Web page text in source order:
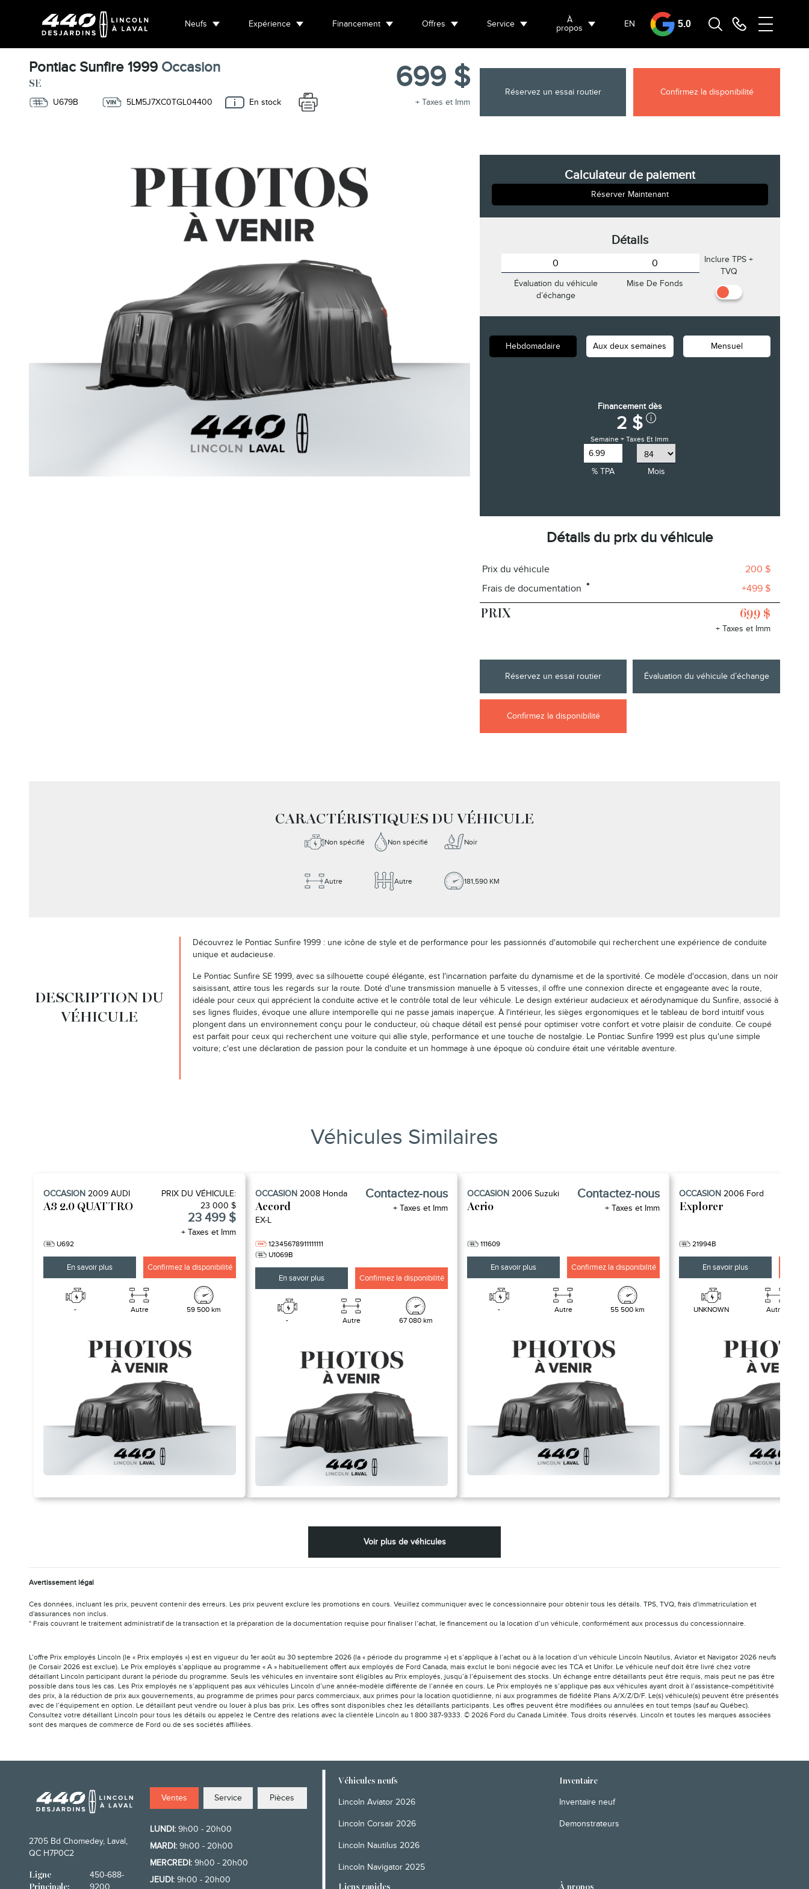
Neufs Expérience Financement Offres Service
À
propos
EN 5.0
Pontiac Sunfire 1999 Occasion
SE
U679B 5LM5J7XC0TGL04400 En stock
699 $
+ Taxes et Imm
Réservez un essai routier Confirmez la disponibilité
Détails du prix du véhicule
Prix ​​du véhicule
200 $
Frais de documentation * +499 $
PRIX 699 $
+ Taxes et Imm
Calculateur de paiement
Réserver Maintenant
Détails
Évaluation du véhicule
d’échange
Mise De Fonds
Inclure TPS +
TVQ
Hebdomadaire Aux deux semaines Mensuel
Financement dès
2 $
Semaine + Taxes Et Imm
% TPA Mois
Réservez un essai routier Évaluation du véhicule d’échange
Confirmez la disponibilité
CARACTÉRISTIQUES DU VÉHICULE
Non spécifié Non spécifié Noir
Autre Autre 181,590 KM
DESCRIPTION DU
VÉHICULE
Découvrez le Pontiac Sunfire 1999 : une icône de style et de performance pour les passionnés d'automobile qui recherchent une expérience de conduite
unique et audacieuse.
Le Pontiac Sunfire SE 1999, avec sa silhouette coupé élégante, est l'incarnation parfaite du dynamisme et de la sportivité. Ce modèle d'occasion, dans un noir
saisissant, attire tous les regards sur la route. Doté d'une transmission manuelle à 5 vitesses, il offre une connexion directe et engageante avec la route,
idéale pour ceux qui apprécient la conduite active et le contrôle total de leur véhicule. Le design extérieur audacieux et aérodynamique du Sunfire, associé à
ses lignes fluides, évoque une allure intemporelle qui ne passe jamais inaperçue. À l'intérieur, les sièges ergonomiques et le tableau de bord intuitif vous
plongent dans un environnement conçu pour le conducteur, où chaque détail est pensé pour optimiser votre confort et votre plaisir de conduite. Ce coupé
est parfait pour ceux qui recherchent une voiture qui allie style, performance et une touche de nostalgie. Le Pontiac Sunfire 1999 est plus qu'une simple
voiture; c'est une déclaration de passion pour la conduite et un hommage à une époque où conduire était une véritable aventure.
Véhicules Similaires
OCCASION 2009 AUDI
A3 2.0 QUATTRO
U692
PRIX ​​DU VÉHICULE:
23 000 $
23 499 $
+ Taxes et Imm
En savoir plus Confirmez la disponibilité
- Autre 59 500 km
OCCASION 2008 Honda
Accord
EX-L
12345678911111111
U1069B
Contactez-nous
+ Taxes et Imm
En savoir plus Confirmez la disponibilité
- Autre 67 080 km
OCCASION 2006 Suzuki
Aerio
111609
Contactez-nous
+ Taxes et Imm
En savoir plus Confirmez la disponibilité
- Autre 55 500 km
OCCASION 2006 Ford
Explorer
21994B
En savoir plus
UNKNOWN Autre
Voir plus de véhicules
Avertissement légal
Ces données, incluant les prix, peuvent contenir des erreurs. Les prix peuvent exclure les promotions en cours. Veuillez communiquer avec le concessionnaire pour obtenir tous les détails. TPS, TVQ, frais d'immatriculation et
d'assurances non inclus.
* Frais couvrant le traitement administratif de la transaction et la préparation de la documentation requise pour finaliser l’achat, le financement ou la location d’un véhicule, conformément aux processus du concessionnaire.
L’offre Prix employés Lincoln (le « Prix employés ») est en vigueur du 1er août au 30 septembre 2026 (la « période du programme ») et s’applique à l’achat ou à la location d’un véhicule Lincoln Nautilus, Aviator et Navigator 2026 neufs
(le Corsair 2026 est exclue). Le Prix employés s’applique au programme « A » habituellement offert aux employés de Ford Canada, mais exclut le boni négocié avec les TCA et Unifor. Le véhicule neuf doit être livré chez votre
détaillant Lincoln participant durant la période du programme. Seuls les véhicules en inventaire sont éligibles au Prix employés, jusqu’à l’épuisement des stocks. Un échange entre détaillants peut être requis, mais peut ne pas être
possible dans tous les cas. Les Prix employés ne s’appliquent pas aux véhicules Lincoln d’une année-modèle différente de l’année en cours. Le Prix employés ne s’applique pas aux véhicules ayant droit à l’assistance-compétitivité
des prix, à la réduction de prix aux gouvernements, au programme de primes pour parcs commerciaux, aux primes pour la location quotidienne, ni aux programmes de fidélité Plans A/X/Z/D/F. Le(s) véhicule(s) peuvent être présentés
avec de l’équipement en option. Le détaillant peut vendre ou louer à plus bas prix. Les offres sont disponibles chez les détaillants participants. Les offres peuvent être modifiées ou annulées en tout temps (sauf au Québec).
Consultez votre détaillant Lincoln pour tous les détails ou appelez le Centre des relations avec la clientèle Lincoln au 1 800 387-9333. © 2026 Ford du Canada Limitée. Tous droits réservés. Lincoln et toutes les marques associées
sont des marques de commerce de Ford ou de ses sociétés affiliées.
2705 Bd Chomedey, Laval,
QC H7P0C2
Ligne
450-688-
Ventes Service Pièces
LUNDI: 9h00 - 20h00
MARDI: 9h00 - 20h00
MERCREDI: 9h00 - 20h00
JEUDI: 9h00 - 20h00
Véhicules neufs
Lincoln Aviator 2026
Lincoln Corsair 2026
Lincoln Nautilus 2026
Lincoln Navigator 2025
Inventaire
Inventaire neuf
Demonstrateurs
Liens rapides À propos